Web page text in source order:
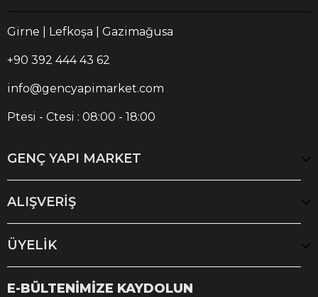
Girne | Lefkoşa | Gazimağusa
+90 392 444 43 62
info@gencyapimarket.com
Ptesi - Ctesi : 08:00 - 18:00
GENÇ YAPI MARKET
ALIŞVERİŞ
ÜYELİK
E-BÜLTENİMİZE KAYDOLUN